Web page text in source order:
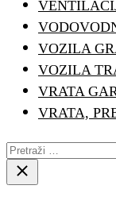
VOZILA
VOZILA
VRATA
VRATA,
Pretraga:
Close
search